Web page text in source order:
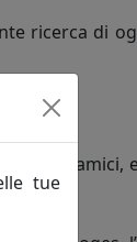
ricerca di
tra amici,
tue